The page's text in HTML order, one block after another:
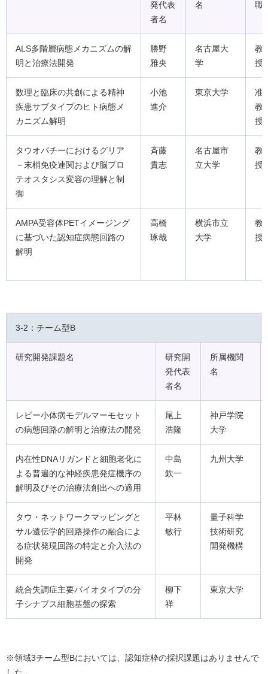
発代表
者名
名 職
ALS多階層病態メカニズムの解
明と治療法開発
勝野
雅央
名古屋大
学
教
授
数理と臨床の共創による精神
疾患サブタイプのヒト病態メ
カニズム解明
小池
進介
東京大学
准
教
授
タウオパチーにおけるグリア
－末梢免疫連関および脳プロ
テオスタシス変容の理解と制
御
斉藤
貴志
名古屋市
立大学
教
授
AMPA受容体PETイメージング
に基づいた認知症病態回路の
解明
高橋
琢哉
横浜市立
大学
教
授
3-2：チーム型B
研究開発課題名
研究開
発代表
者名
所属機関
名
レビー小体病モデルマーモセット
の病態回路の解明と治療法の開発
尾上
浩隆
神戸学院
大学
内在性DNAリガンドと細胞老化に
よる普遍的な神経疾患発症機序の
解明及びその治療法創出への適用
中島
欽一
九州大学
タウ・ネットワークマッピングと
サル遺伝学的回路操作の融合によ
る症状発現回路の特定と介入法の
開発
平林
敏行
量子科学
技術研究
開発機構
統合失調症主要バイオタイプの分
子シナプス細胞基盤の探索
柳下
祥
東京大学
※領域3チーム型Bにおいては、認知症枠の採択課題はありませんで